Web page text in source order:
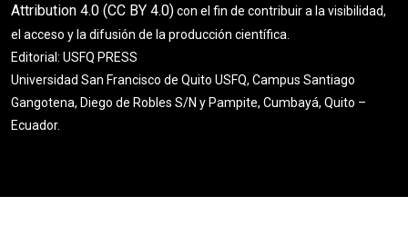
Attribution 4.0 (CC BY 4.0)con el fin de contribuir a la visibilidad,
el acceso y la difusión de la producción científica.
Editorial: USFQ PRESS
Universidad San Francisco de Quito USFQ, Campus Santiago
Gangotena, Diego de Robles S/N y Pampite, Cumbayá, Quito –
Ecuador.